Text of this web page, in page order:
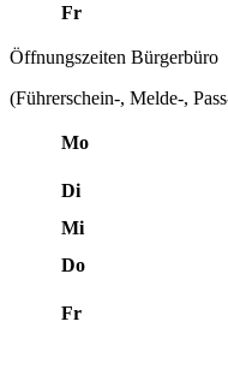
Fr
Öffnungszeiten Bürgerbüro
(Führerschein-, Melde-,
Mo
Di
Mi
Do
Fr